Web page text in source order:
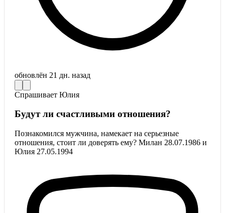
обновлён 21 дн. назад
Спрашивает Юлия
Будут ли счастливыми отношения?
Познакомился мужчина, намекает на серьезные
отношения, стоит ли доверять ему? Милан 28.07.1986 и
Юлия 27.05.1994